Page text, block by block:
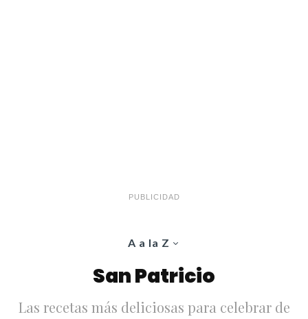
PUBLICIDAD
A a la Z
San Patricio
Las recetas más deliciosas para celebrar de